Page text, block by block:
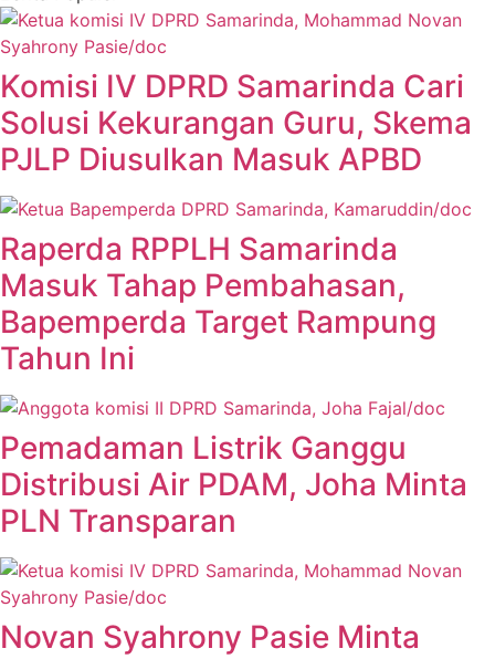
Komisi IV DPRD Samarinda Cari
Solusi Kekurangan Guru, Skema
PJLP Diusulkan Masuk APBD
Raperda RPPLH Samarinda
Masuk Tahap Pembahasan,
Bapemperda Target Rampung
Tahun Ini
Pemadaman Listrik Ganggu
Distribusi Air PDAM, Joha Minta
PLN Transparan
Novan Syahrony Pasie Minta